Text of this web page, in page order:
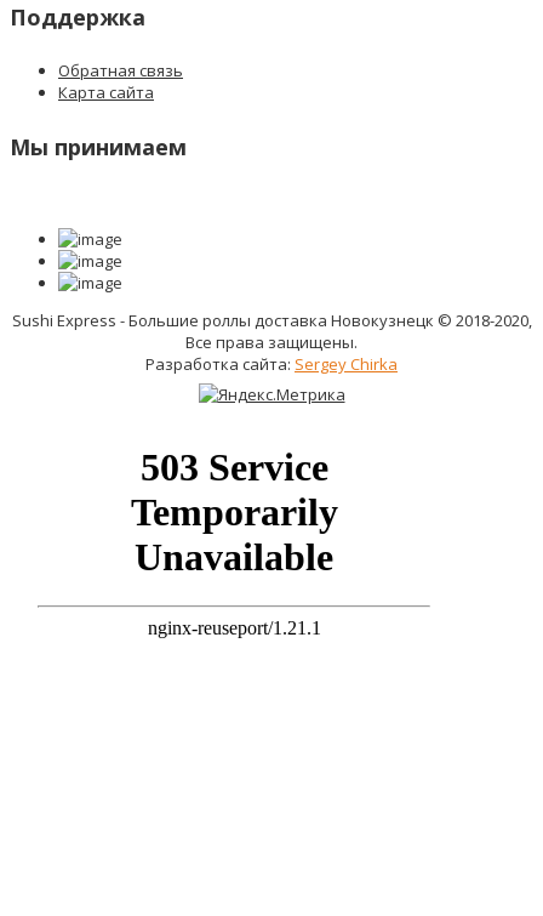
Поддержка
Обратная связь
Карта сайта
Мы принимаем
Sushi Express - Большие роллы доставка Новокузнецк © 2018-2020,
Все права защищены.
Разработка сайта: Sergey Chirka